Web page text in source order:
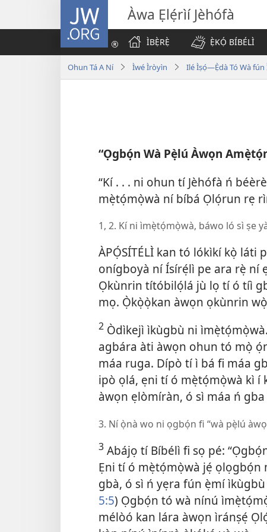
JW.ORG Àwa Ẹlẹ́rìí Jèhófà
ÌBẸ̀RẸ̀
Ẹ̀KỌ́ BÍBÉLÌ
Ohun Tá A Ní Ìwé Ìròyìn Ilé Ìṣọ́—Ẹ̀dà Tó Wà
“Ọgbọ́n Wà Pẹ̀lú Àwọn
“Kí . . . ni ohun tí Jèhófà ń
mẹ̀tọ́mọ̀wà ní bíbá Ọlọ́run rẹ
1, 2. Kí ni ìmẹ̀tọ́mọ̀wà, báwo ló sì ṣe
ÀPỌ́SÍTÉLÌ kan tó lókìkí kọ̀ láti
onígboyà ní Ísírẹ́lì pe ara rẹ̀ ní
Ọkùnrin títóbilọ́lá jù lọ tí ó tíì
mọ. Ọ̀kọ̀ọ̀kan àwọn ọkùnrin
2 Òdìkejì ìkùgbù ni
agbára àti àwọn ohun tó mọ̀
máa ruga. Dípò tí ì bá fi máa
ipò ọlá, ẹni tí ó mẹ̀tọ́mọ̀wà kì í
àwọn ẹlòmíràn, ó sì máa ń
3. Ní ọ̀nà wo ni ọgbọ́n fi “wà pẹ̀lú
3 Abájọ tí Bíbélì fi sọ pé:
Ẹni tí ó mẹ̀tọ́mọ̀wà jẹ́
gbà, ó sì ń yẹra fún ẹ̀mí
5:5) Ọgbọ́n tó wà nínú
mélòó kan lára àwọn ìránṣẹ́